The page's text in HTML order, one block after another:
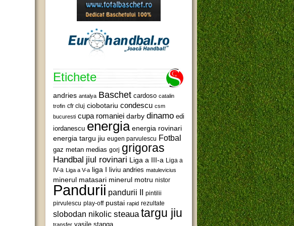
Etichete
andries antalya Baschet cardoso catalin
trofin cfr cluj ciobotariu condescu csm
bucuresti cupa romaniei darby dinamo edi
iordanescu energia energia rovinari
energia targu jiu eugen parvulescu Fotbal
gaz metan medias gorj grigoras
Handbal jiul rovinari Liga a III-a Liga a
IV-a Liga a V-a liga I liviu andries matulevicius
minerul matasari minerul motru nistor
Pandurii pandurii II pintilii
pirvulescu play-off pustai rapid rezultate
slobodan nikolic steaua targu jiu
transfer vasile stanga